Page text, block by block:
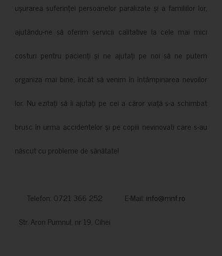
ușurarea suferinței persoanelor paralizate și a familiilor lor,
ajutându-ne să oferim servicii calitative la cele mai mici
costuri pentru pacienți și ne ajutați pe noi să ne putem
organiza mai bine, încât să venim în întâmpinarea nevoilor
lor. Nu ezitați să îi ajutați pe cei a căror viață s-a schimbat
brusc în urma accidentelor și pe copiii nevinovati care s-au
născut cu probleme de sănătate!
Telefon: 0721 366 252 E-Mail: info@mnf.ro
Str. Aron Pumnul, nr 19, Cihei